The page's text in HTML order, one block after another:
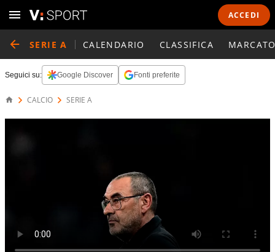
ACCEDI
SERIE A CALENDARIO CLASSIFICA
Seguici su: Google Discover Fonti preferite
CALCIO SERIE A